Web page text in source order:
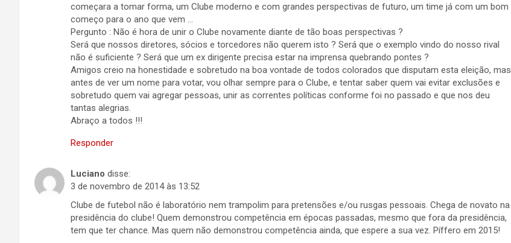
começara a tomar forma, um Clube moderno e com grandes perspectivas de futuro, um time já com um bom
começo para o ano que vem …
Pergunto : Não é hora de unir o Clube novamente diante de tão boas perspectivas ?
Será que nossos diretores, sócios e torcedores não querem isto ? Será que o exemplo vindo do nosso rival
não é suficiente ? Será que um ex dirigente precisa estar na imprensa quebrando pontes ?
Amigos creio na honestidade e sobretudo na boa vontade de todos colorados que disputam esta eleição, mas
antes de ver um nome para votar, vou olhar sempre para o Clube, e tentar saber quem vai evitar exclusões e
sobretudo quem vai agregar pessoas, unir as correntes políticas conforme foi no passado e que nos deu
tantas alegrias.
Abraço a todos !!!
Responder
Luciano disse:
3 de novembro de 2014 às 13:52
Clube de futebol não é laboratório nem trampolim para pretensões e/ou rusgas pessoais. Chega de novato na
presidência do clube! Quem demonstrou competência em épocas passadas, mesmo que fora da presidência,
tem que ter chance. Mas quem não demonstrou competência ainda, que espere a sua vez. Píffero em 2015!